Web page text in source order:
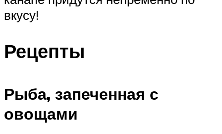
вкусу!
Рецепты
Рыба, запеченная с
овощами